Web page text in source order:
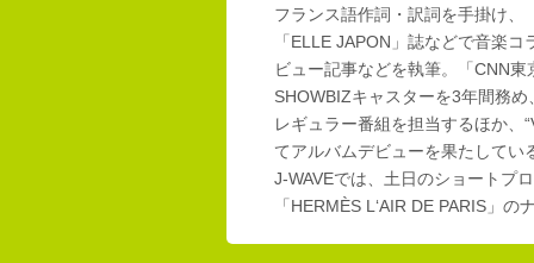
フランス語作詞・訳詞を手掛け、
「ELLE JAPON」誌などで音楽コ
ビュー記事などを執筆。「CNN東
SHOWBIZキャスターを3年間務め
レギュラー番組を担当するほか、
てアルバムデビューを果たしてい
J-WAVEでは、土日のショートプ
「HERMÈS L‘AIR DE PARIS」